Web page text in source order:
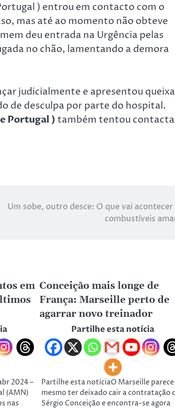
) entrou em contacto com o
mas até ao momento não obteve
deu entrada na Urgência pelas
no chão, lamentando a demora
judicialmente e apresentou queixa
de desculpa por parte do hospital.
Portugal )também tentou
Um sobe, outro desce: O que vai acontecer
combustíveis
em
2024 –
(AMN)
nas
Conceição mais longe de
França: Marseille perto de
agarrar novo treinador
Partilhe esta notícia
Partilhe esta notíciaO Marseille parece
mesmo ter deixado cair a contratação
Sérgio Conceição e encontra-se agora